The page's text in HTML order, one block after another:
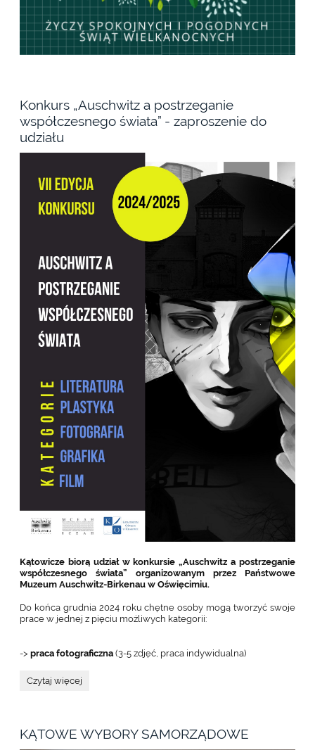
Konkurs „Auschwitz a postrzeganie
współczesnego świata” - zaproszenie do
udziału
Kątowicze biorą udział w konkursie „Auschwitz a postrzeganie
współczesnego świata” organizowanym przez Państwowe
Muzeum Auschwitz-Birkenau w Oświęcimiu.
Do końca grudnia 2024 roku chętne osoby mogą tworzyć swoje
prace w jednej z pięciu możliwych kategorii:
->praca fotograficzna(3-5 zdjęć, praca indywidualna)
Konkurs
świata”
-
Czytaj więcej
KĄTOWE WYBORY SAMORZĄDOWE